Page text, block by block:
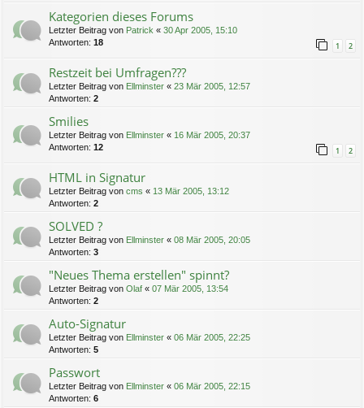
Kategorien dieses Forums
Letzter Beitrag von Patrick « 30 Apr 2005, 15:10
Antworten: 18 1 2
Restzeit bei Umfragen???
Letzter Beitrag von Ellminster « 23 Mär 2005, 12:57
Antworten: 2
Smilies
Letzter Beitrag von Ellminster « 16 Mär 2005, 20:37
Antworten: 12 1 2
HTML in Signatur
Letzter Beitrag von cms « 13 Mär 2005, 13:12
Antworten: 2
SOLVED ?
Letzter Beitrag von Ellminster « 08 Mär 2005, 20:05
Antworten: 3
"Neues Thema erstellen" spinnt?
Letzter Beitrag von Olaf « 07 Mär 2005, 13:54
Antworten: 2
Auto-Signatur
Letzter Beitrag von Ellminster « 06 Mär 2005, 22:25
Antworten: 5
Passwort
Letzter Beitrag von Ellminster « 06 Mär 2005, 22:15
Antworten: 6